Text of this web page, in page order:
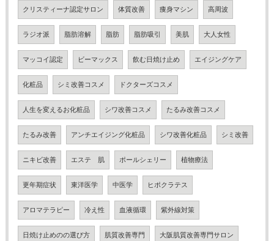
クリスティーナ認定サロン 体質改善 痩身マシン 高周波
ラジオ派 脂肪溶解 脂肪 脂肪吸引 美肌 大人女性
マッコイ認定 ビーマックス 飲む日焼け止め エイジングケア
化粧品 シミ改善コスメ ドクターズコスメ
人生を変えるお化粧品 シワ改善コスメ たるみ改善コスメ
たるみ改善 アンチエイジング化粧品 シワ改善化粧品 シミ改善
ニキビ改善 エステ 肌 ポールシェリー 植物療法
更年期症状 東洋医学 中医学 ヒポクラテス
アロマテラピー 冷え性 血液循環 紫外線対策
日焼け止めのの選び方 肌質改善専門 大阪肌質改善専門サロン